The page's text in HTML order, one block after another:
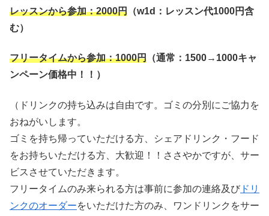
レッスンから参加：2000円 （w1d ：レッスン代1000円含
む）
フリータイムから参加：1000円 （通常： 1500→1000キャ
ンペーン価格中！！）
（ドリンクの持ち込みは自由です。ゴミの分別にご協力を
おねがいします。
ゴミを持ち帰っていただける方、シェアドリンク・フード
をお持ちいただける方、大歓迎！！ささやかですが、サー
ビスさせていただきます。
フリータイムのみ来られる方は事前に参加の連絡及び ドリ
ンクのオーダーをいただけた方のみ、ワンドリンクをサー